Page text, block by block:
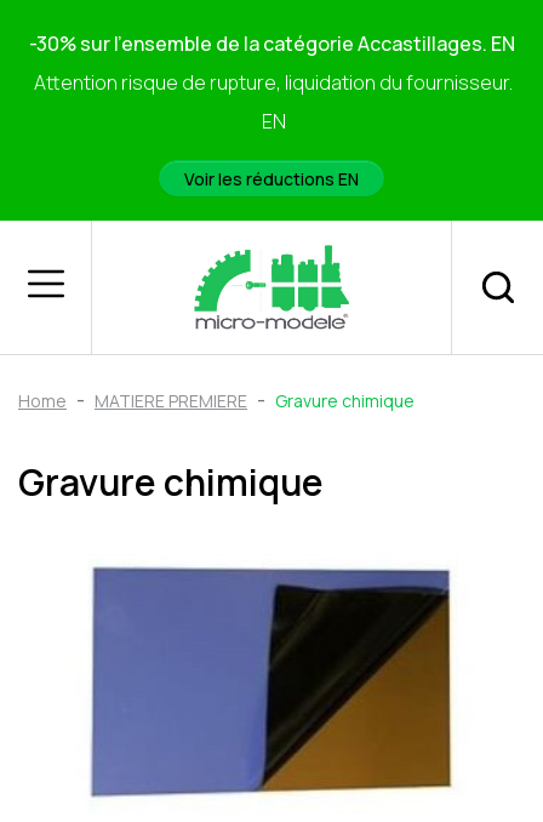
-30% sur l'ensemble de la catégorie Accastillages. EN
Attention risque de rupture, liquidation du fournisseur.
EN
Voir les réductions EN
Home MATIERE PREMIERE Gravure chimique
Gravure chimique